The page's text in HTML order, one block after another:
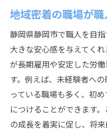
地域密着の職場が
静岡県静岡市で職人を目
大きな安心感を与えてく
が長期雇用や安定した労
す。例えば、未経験者へ
っている職場も多く、初
につけることができます
の成長を着実に促し、将